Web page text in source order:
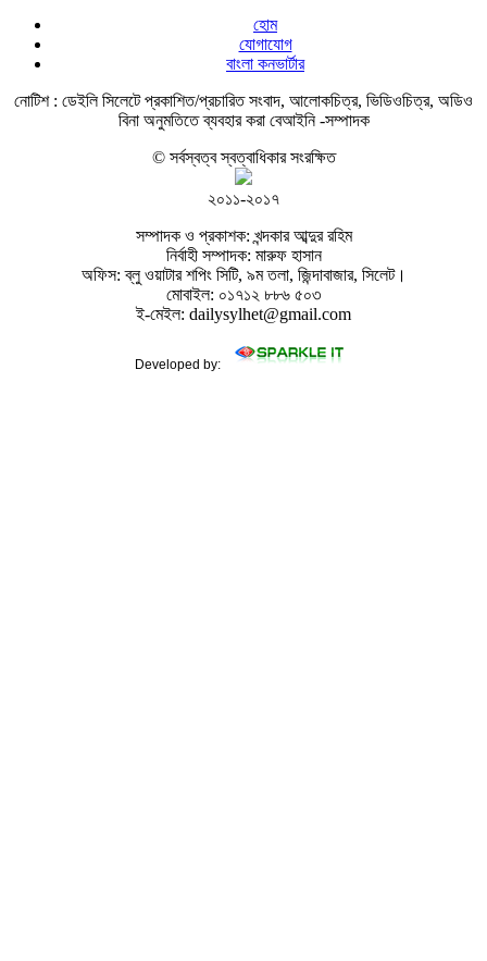
হোম
যোগাযোগ
বাংলা কনভার্টার
নোটিশ : ডেইলি সিলেটে প্রকাশিত/প্রচারিত সংবাদ, আলোকচিত্র, ভিডিওচিত্র, অডিও
বিনা অনুমতিতে ব্যবহার করা বেআইনি -সম্পাদক
© সর্বস্বত্ব স্বত্বাধিকার সংরক্ষিত
২০১১-২০১৭
সম্পাদক ও প্রকাশক: খন্দকার আব্দুর রহিম
নির্বাহী সম্পাদক: মারুফ হাসান
অফিস: ব্লু ওয়াটার শপিং সিটি, ৯ম তলা, জিন্দাবাজার, সিলেট।
মোবাইল: ০১৭১২ ৮৮৬ ৫০৩
ই-মেইল: dailysylhet@gmail.com
Developed by: